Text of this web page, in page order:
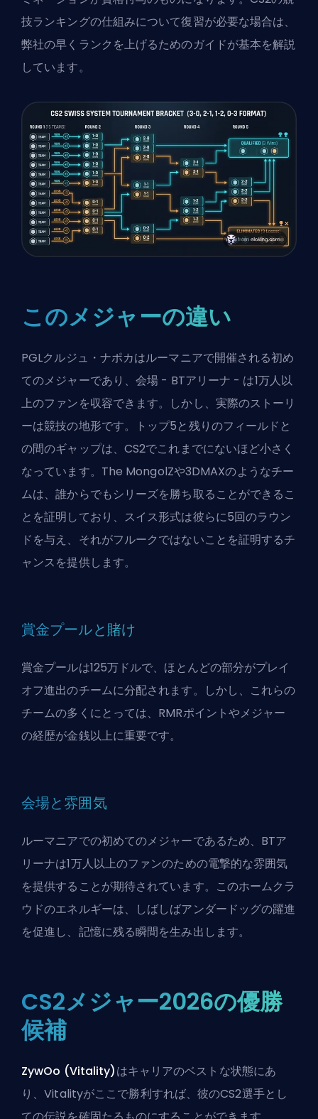
技ランキングの仕組みについて復習が必要な場合は、
弊社の早くランクを上げるためのガイドが基本を解説
しています。
このメジャーの違い
PGLクルジュ・ナポカはルーマニアで開催される初め
てのメジャーであり、会場 - BTアリーナ - は1万人以
上のファンを収容できます。しかし、実際のストーリ
ーは競技の地形です。トップ5と残りのフィールドと
の間のギャップは、CS2でこれまでにないほど小さく
なっています。The MongolZや3DMAXのようなチー
ムは、誰からでもシリーズを勝ち取ることができるこ
とを証明しており、スイス形式は彼らに5回のラウン
ドを与え、それがフルークではないことを証明するチ
ャンスを提供します。
賞金プールと賭け
賞金プールは125万ドルで、ほとんどの部分がプレイ
オフ進出のチームに分配されます。しかし、これらの
チームの多くにとっては、RMRポイントやメジャー
の経歴が金銭以上に重要です。
会場と雰囲気
ルーマニアでの初めてのメジャーであるため、BTア
リーナは1万人以上のファンのための電撃的な雰囲気
を提供することが期待されています。このホームクラ
ウドのエネルギーは、しばしばアンダードッグの躍進
を促進し、記憶に残る瞬間を生み出します。
CS2メジャー2026の優勝
候補
ZywOo (Vitality)はキャリアのベストな状態にあ
り、Vitalityがここで勝利すれば、彼のCS2選手とし